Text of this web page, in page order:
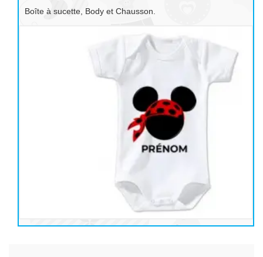
Boîte à sucette, Body et Chausson.